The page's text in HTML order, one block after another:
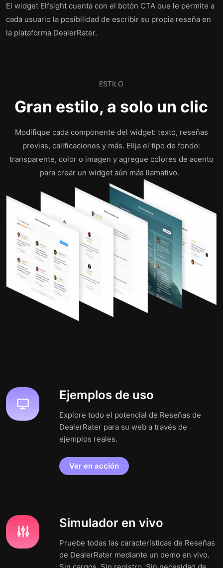
El widget Elfsight cuenta con el botón CTA que le permite a
cada usuario la posibilidad de escribir su propia reseña en
la plataforma DealerRater.
ESTILO
Gran estilo, a solo un clic
Modifique cada componente del widget: texto, reseñas
previas, calificaciones y más. Elija el tipo de fondo:
transparente, color o imagen y agregue colores de acento
para crear un widget aún más llamativo.
Ejemplos de uso
Explore todo el potencial de Reseñas de
DealerRater para su web a través de
ejemplos reales.
Ver en acción
Simulador en vivo
Pruebe todas las características de Reseñas
de DealerRater mediante un demo en vivo.